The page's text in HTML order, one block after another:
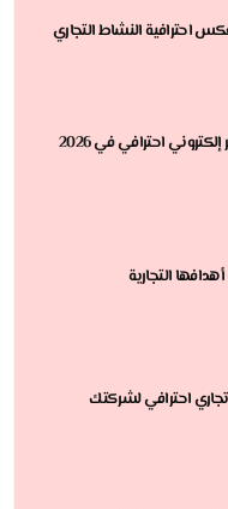
احترافية النشاط التجاري
كم تبلغ تكلفة إنشاء متجر إلكتروني احترافي في 2026
التجارية
احترافي لشركتك